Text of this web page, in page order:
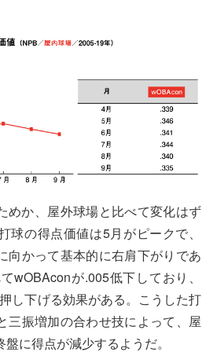
めか、屋外球場と比べて変化はず
球の得点価値は5月がピークで、
向かって基本的に右肩下がりであ
wOBAconが.005低下しており、
し下げる効果がある。こうした打
三振増加の合わせ技によって、屋
に得点が減少するようだ。